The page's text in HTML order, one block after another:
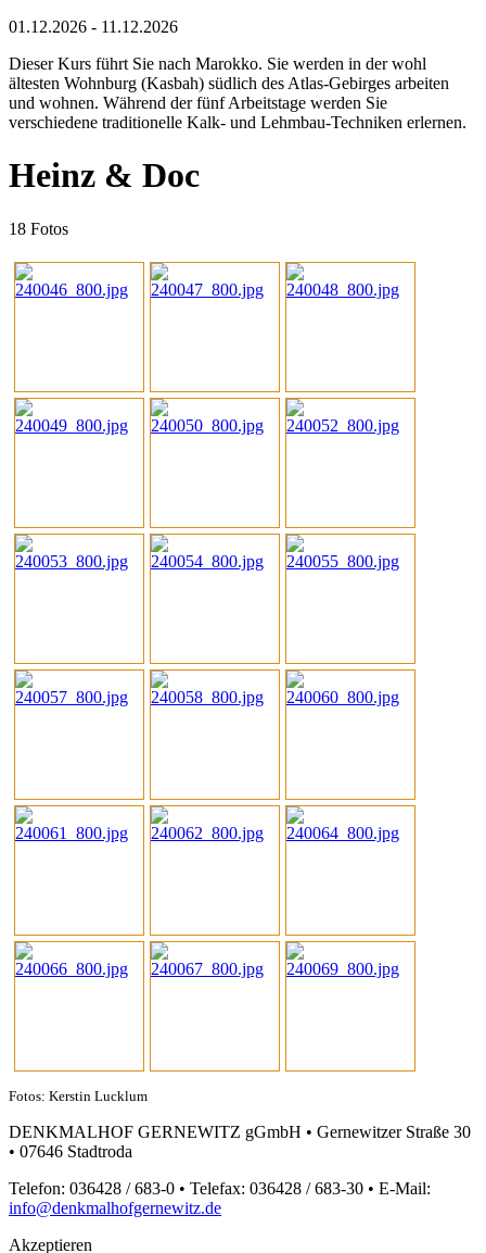
01.12.2026 - 11.12.2026
Dieser Kurs führt Sie nach Marokko. Sie werden in der wohl
ältesten Wohnburg (Kasbah) südlich des Atlas-Gebirges arbeiten
und wohnen. Während der fünf Arbeitstage werden Sie
verschiedene traditionelle Kalk- und Lehmbau-Techniken erlernen.
Heinz & Doc
18 Fotos
Fotos: Kerstin Lucklum
DENKMALHOF GERNEWITZ gGmbH • Gernewitzer Straße 30
• 07646 Stadtroda
Telefon: 036428 / 683-0 • Telefax: 036428 / 683-30 • E-Mail:
info@denkmalhofgernewitz.de
Akzeptieren